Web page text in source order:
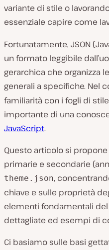
variante di stile o
essenziale capire come
Fortunatamente, JSON
un formato leggibile
gerarchica che organizza
generali a specifiche. Nel
familiarità con i fogli di
importante di una
JavaScript.
Questo articolo si
primarie e secondarie
theme.json,
chiave e sulle proprietà
elementi fondamentali
dettagliate ed esempi di
Ci basiamo sulle basi